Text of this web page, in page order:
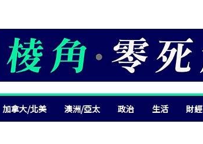
加拿大/北美 澳洲/亞太 政治 生活 財經